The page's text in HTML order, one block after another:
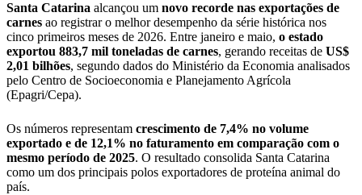
Santa Catarina alcançou um novo recorde nas exportações de
carnes ao registrar o melhor desempenho da série histórica nos
cinco primeiros meses de 2026. Entre janeiro e maio, o estado
exportou 883,7 mil toneladas de carnes, gerando receitas de US$
2,01 bilhões, segundo dados do Ministério da Economia analisados
pelo Centro de Socioeconomia e Planejamento Agrícola
(Epagri/Cepa).
Os números representam crescimento de 7,4% no volume
exportado e de 12,1% no faturamento em comparação com o
mesmo período de 2025. O resultado consolida Santa Catarina
como um dos principais polos exportadores de proteína animal do
país.